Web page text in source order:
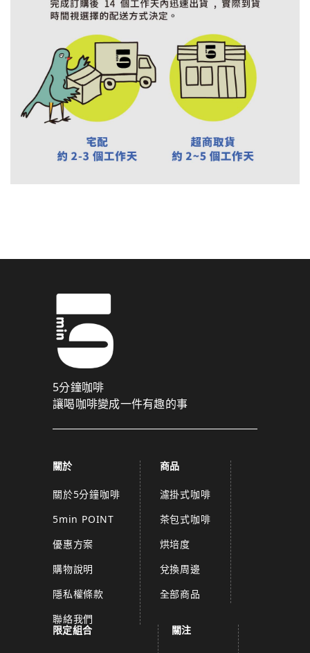
5分鐘咖啡
讓喝咖啡變成一件有趣的事
關於
關於5分鐘咖啡
5min POINT
優惠方案
購物說明
隱私權條款
聯絡我們
商品
濾掛式咖啡
茶包式咖啡
烘培度
兌換周邊
全部商品
限定組合 關注